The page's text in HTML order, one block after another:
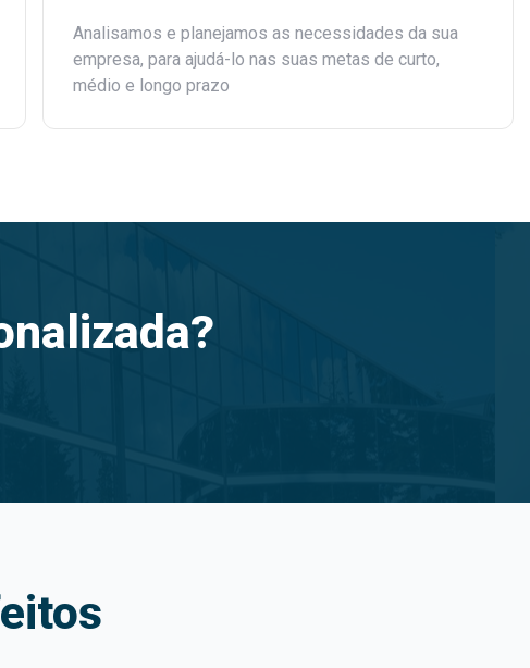
Analisamos e planejamos as necessidades da sua
empresa, para ajudá-lo nas suas metas de curto,
médio e longo prazo